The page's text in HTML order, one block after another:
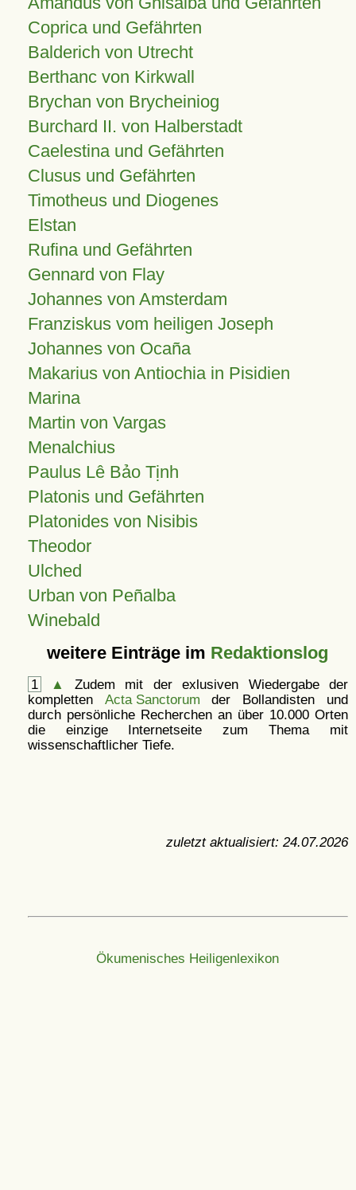
Coprica und Gefährten
Balderich von Utrecht
Berthanc von Kirkwall
Brychan von Brycheiniog
Burchard II. von Halberstadt
Caelestina und Gefährten
Clusus und Gefährten
Timotheus und Diogenes
Elstan
Rufina und Gefährten
Gennard von Flay
Johannes von Amsterdam
Franziskus vom heiligen Joseph
Johannes von Ocaña
Makarius von Antiochia in Pisidien
Marina
Martin von Vargas
Menalchius
Paulus Lê Bảo Tịnh
Platonis und Gefährten
Platonides von Nisibis
Theodor
Ulched
Urban von Peñalba
Winebald
weitere Einträge im Redaktionslog
1 ▲
Zudem mit der exlusiven Wiedergabe der
kompletten Acta Sanctorum der Bollandisten und
durch persönliche Recherchen an über 10.000 Orten
die einzige Internetseite zum Thema mit
wissenschaftlicher Tiefe.
zuletzt aktualisiert: 24.07.2026
Ökumenisches Heiligenlexikon